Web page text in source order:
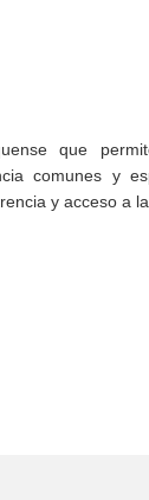
que
comunes y
y acceso a